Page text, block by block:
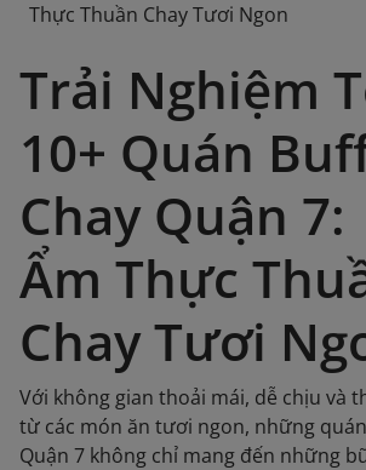
Thực Thuần Chay Tươi Ngon
Trải Nghiệm
10+ Quán
Chay Quận 7:
Ẩm Thực
Chay Tươi
Với không gian thoải mái, dễ chịu và
từ các món ăn tươi ngon, những
Quận 7 không chỉ mang đến những